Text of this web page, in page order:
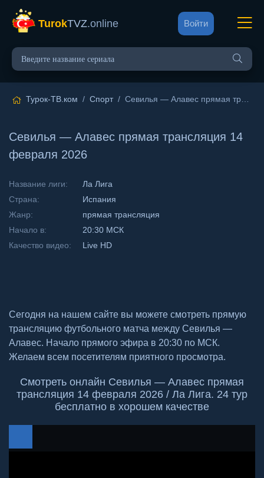
TurokTVZ.online Войти
Турок-ТВ.ком / Спорт/ Севилья — Алавес прямая трансляция 14 февраля 2026
Севилья — Алавес прямая трансляция 14
февраля 2026
Название лиги:
Ла Лига
Страна:
Испания
Жанр:
прямая трансляция
Начало в:
20:30 МСК
Качество видео:
Live HD
Сегодня на нашем сайте вы можете смотреть прямую
трансляцию футбольного матча между Севилья —
Алавес. Начало прямого эфира в 20:30 по МСК.
Желаем всем посетителям приятного просмотра.
Смотреть онлайн Севилья — Алавес прямая
трансляция 14 февраля 2026 / Ла Лига. 24 тур
бесплатно в хорошем качестве